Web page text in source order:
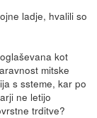
ladje, hvalili so
kot
mitske
s ssteme, kar po
ne letijo
trditve?